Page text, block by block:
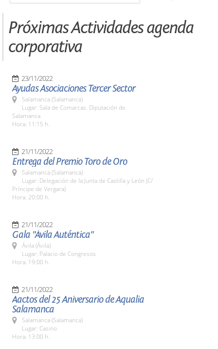
Próximas Actividades agenda
corporativa
23/11/2022
Ayudas Asociaciones Tercer Sector
Salamanca (Salamanca)
Lugar: Sala de Comarcas. Diputación de
Salamanca
Hora: 11:15 h.
21/11/2022
Entrega del Premio Toro de Oro
Salamanca (Salamanca)
Lugar: Delegación de la Junta de Castilla y León (C/
Príncipe de Vergara)
Hora: 20:00 h.
21/11/2022
Gala "Ávila Auténtica"
Ávila (Ávila)
Lugar: Palacio de Congresos
Hora: 19:00 h.
21/11/2022
Aactos del 25 Aniversario de Aqualia
Salamanca
Salamanca (Salamanca)
Lugar: Casino
Hora: 13:00 h.